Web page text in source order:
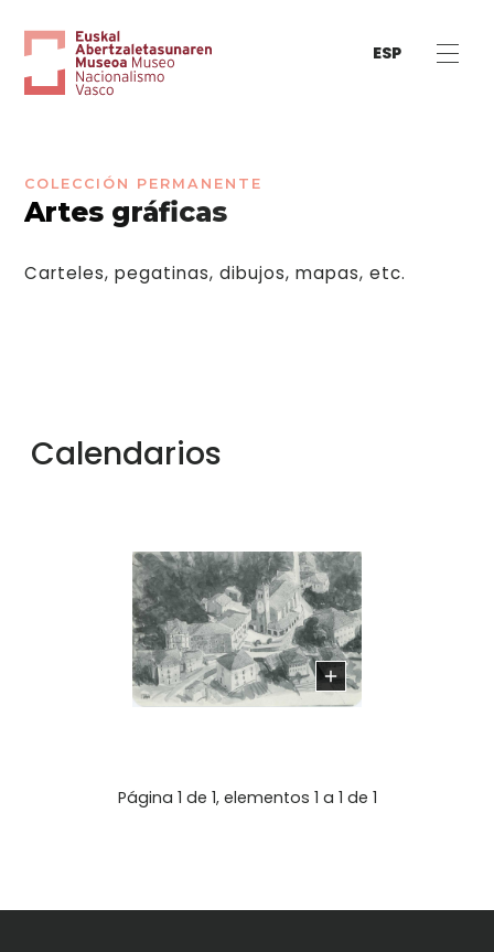
ESP
COLECCIÓN PERMANENTE
Artes gráficas
Carteles, pegatinas, dibujos, mapas, etc.
Calendarios
Página 1 de 1, elementos 1 a 1 de 1